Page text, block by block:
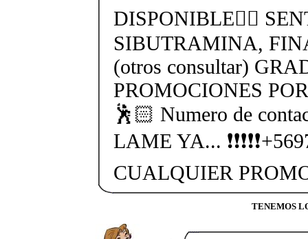
DISPONIBLE👉🏻
SIBUTRAMINA,
(otros consultar)
PROMOCIONES
🕺🏻 Numero de
LAME YA...
CUALQUIER
TENEMOS